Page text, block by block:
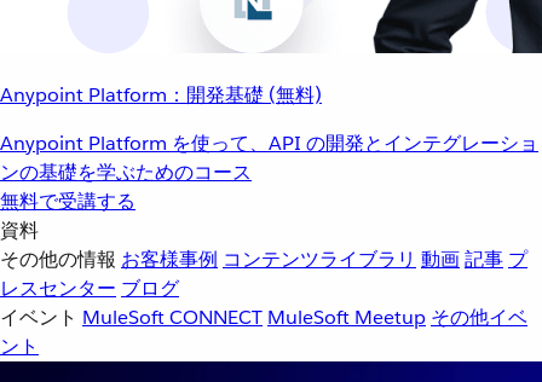
Anypoint Platform：開発基礎 (無料)
Anypoint Platform を使って、API の開発とインテグレーショ
ンの基礎を学ぶためのコース
無料で受講する
資料
その他の情報 お客様事例 コンテンツライブラリ 動画記事 プ
レスセンター ブログ
イベント MuleSoft CONNECT MuleSoft Meetup その他イベ
ント